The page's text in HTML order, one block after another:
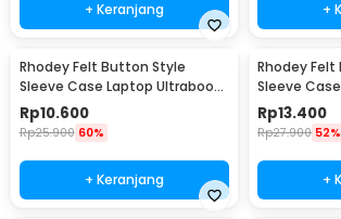
+ Keranjang +
Rhodey Felt Button Style
Sleeve Case Laptop Ultrabook
12 Inch - DA58
Rp10.600
Rp25.900 60%
+ Keranjang
Rhodey
Sleeve
13 Inch - DA58
Rp13.400
Rp27.900 52%
+